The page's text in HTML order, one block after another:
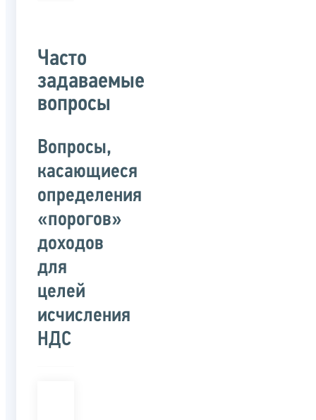
Часто
задаваемые
вопросы
Вопросы,
касающиеся
определения
«порогов»
доходов
для
целей
исчисления
НДС